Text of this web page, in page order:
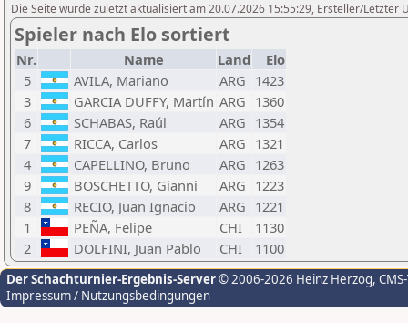
Die Seite wurde zuletzt aktualisiert am 20.07.2026 15:55:29, Ersteller/Letzter
Spieler nach Elo sortiert
Nr. Name Land
Elo
5
AVILA, Mariano ARG 1423
3
GARCIA DUFFY, Martín ARG 1360
6
SCHABAS, Raúl ARG 1354
7
RICCA, Carlos ARG 1321
4
CAPELLINO, Bruno ARG 1263
9
BOSCHETTO, Gianni ARG 1223
8
RECIO, Juan Ignacio ARG 1221
1
PEÑA, Felipe CHI
1130
2
DOLFINI, Juan Pablo CHI 1100
Der Schachturnier-Ergebnis-Server© 2006-2026 Heinz Herzog,
Impressum / Nutzungsbedingungen